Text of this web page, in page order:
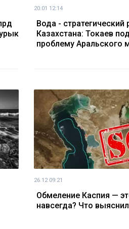
20.01 12:14
Вода - стратегический
Казахстана: Токаев
проблему Аральского
26.12 09:21
Обмеление Каспия —
навсегда? Что